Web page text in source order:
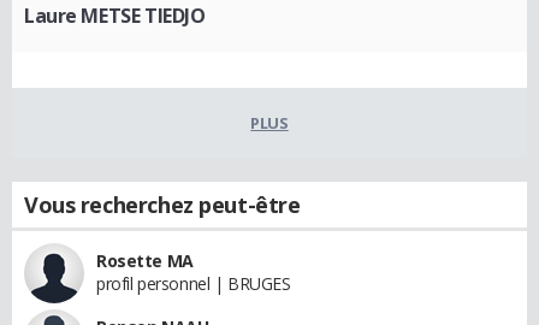
Laure METSE TIEDJO
PLUS
Vous recherchez peut-être
Rosette MA
profil personnel | BRUGES